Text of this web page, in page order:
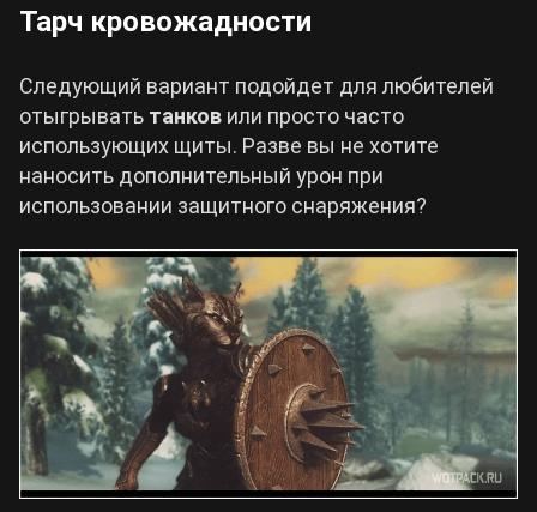
Тарч кровожадности
Следующий вариант подойдет для любителей
отыгрывать танков или просто часто
использующих щиты. Разве вы не хотите
наносить дополнительный урон при
использовании защитного снаряжения?